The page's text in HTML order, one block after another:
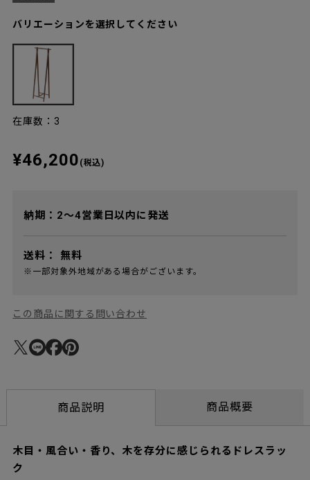
バリエーションを選択してください
在庫数：3
¥46,200 (税込)
納期：2～4営業日以内に発送
送料： 無料
※一部対象外地域がある場合がございます。
この商品に関する問い合わせ
商品説明 商品概要
木目・風合い・香り、木を存分に感じられるドレスラッ
ク